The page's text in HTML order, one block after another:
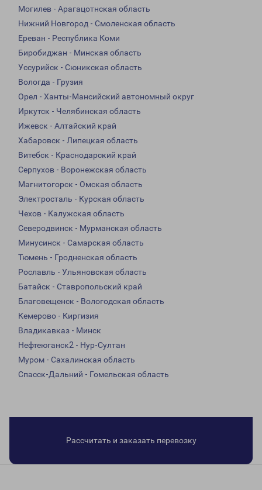
Могилев - Арагацотнская область
Нижний Новгород - Смоленская область
Ереван - Республика Коми
Биробиджан - Минская область
Уссурийск - Сюникская область
Вологда - Грузия
Орел - Ханты-Мансийский автономный округ
Иркутск - Челябинская область
Ижевск - Алтайский край
Хабаровск - Липецкая область
Витебск - Краснодарский край
Серпухов - Воронежская область
Магнитогорск - Омская область
Электросталь - Курская область
Чехов - Калужская область
Северодвинск - Мурманская область
Минусинск - Самарская область
Тюмень - Гродненская область
Рославль - Ульяновская область
Батайск - Ставропольский край
Благовещенск - Вологодская область
Кемерово - Киргизия
Владикавказ - Минск
Нефтеюганск2 - Нур-Султан
Муром - Сахалинская область
Спасск-Дальний - Гомельская область
Рассчитать и заказать перевозку